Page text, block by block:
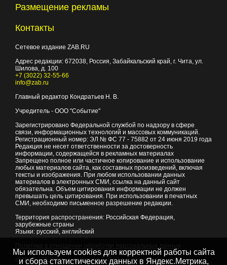
Размещение рекламы
Контакты
Сетевое издание ZAB.RU
Адрес редакции: 672038, Россия, Забайкальский край, г. Чита, ул.
Шилова, д. 100
+7 (3022) 32-55-66
info@zab.ru
Главный редактор Кондратьев Н. В.
Учредитель - ООО "Событие"
Зарегистрировано Федеральной службой по надзору в сфере
связи, информационных технологий и массовых коммуникаций.
Регистрационный номер: ЭЛ № ФС 77 - 75882 от 24 июня 2019 года
Редакция не несет ответственности за достоверность
информации, содержащейся в рекламных материалах
Запрещено полное или частичное копирование и использование
любых материалов сайта, как составных произведений, включая
тексты и изображения. При любом использовании данных
материалов в электронных СМИ, ссылка на данный сайт
обязательна. Объем цитирования информации не должен
превышать цель цитирования. При использовании в печатных
СМИ, необходимо письменное разрешение редакции.
Территория распространения: Российская Федерация,
зарубежные страны
Языки: русский, английский
© 2007 - 2026Портал Читы и Забайкальского края
Мы используем cookies для корректной работы сайта
и сбора статистических данных в Яндекс.Метрика,